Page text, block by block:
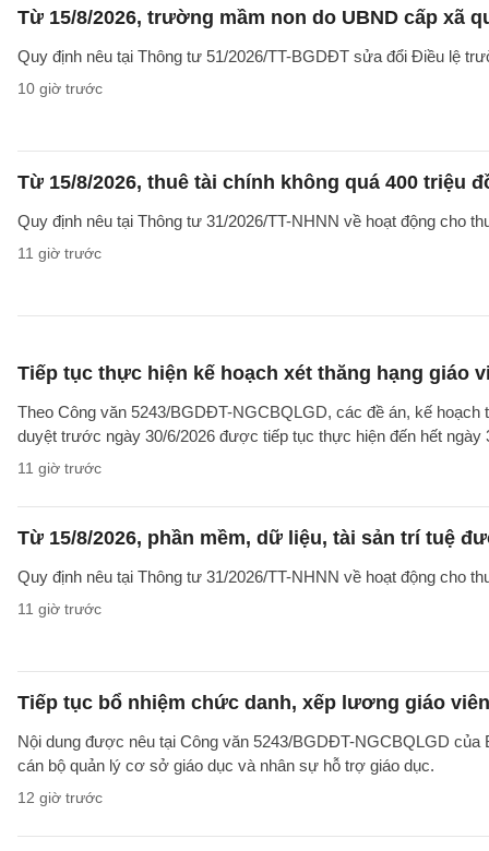
Từ 15/8/2026, trường mầm non do UBND cấp xã
Quy định nêu tại Thông tư 51/2026/TT-BGDĐT sửa đổi Điều lệ
10 giờ trước
Từ 15/8/2026, thuê tài chính không quá 400 triệu
Quy định nêu tại Thông tư 31/2026/TT-NHNN về hoạt động cho
11 giờ trước
Tiếp tục thực hiện kế hoạch xét thăng hạng giáo
Theo Công văn 5243/BGDĐT-NGCBQLGD, các đề án, kế
duyệt trước ngày 30/6/2026 được tiếp tục thực hiện đến hết ngày
11 giờ trước
Từ 15/8/2026, phần mềm, dữ liệu, tài sản trí tuệ
Quy định nêu tại Thông tư 31/2026/TT-NHNN về hoạt động cho
11 giờ trước
Tiếp tục bổ nhiệm chức danh, xếp lương giáo
Nội dung được nêu tại Công văn 5243/BGDĐT-NGCBQLGD
cán bộ quản lý cơ sở giáo dục và nhân sự hỗ trợ giáo dục.
12 giờ trước